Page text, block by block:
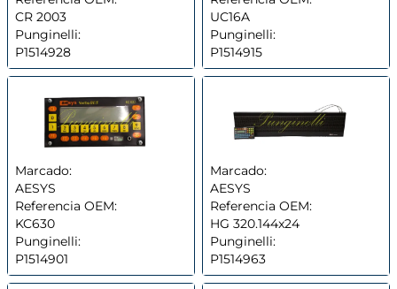
CR 2003
Punginelli:
P1514928
UC16A
Punginelli:
P1514915
Marcado:
AESYS
Referencia OEM:
KC630
Punginelli:
P1514901
Marcado:
AESYS
Referencia OEM:
HG 320.144x24
Punginelli:
P1514963